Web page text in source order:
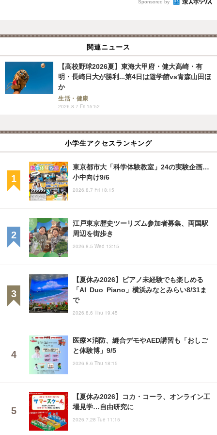
Sponsored by
関連ニュース
【高校野球2026夏】東海大甲府・健大高崎・有
明・長崎日大が勝利...第4日は遊学館vs青森山田ほ
か
生活・健康
2026.8.7 Fri 15:52
小学生アクセスランキング
東京都市大「科学体験教室」24の実験企画…
小中向け9/6
2026.8.7 Fri 18:15
江戸東京歴史ツーリズム参加者募集、両国駅
周辺を街歩き
2026.8.5 Wed 13:15
【夏休み2026】ピアノ未経験でも楽しめる
「AI Duo Piano」横浜みなとみらい8/31ま
で
2026.8.6 Thu 19:45
医療✕消防、縫合デモやAED講習も「おしご
と体験博」9/5
2026.8.6 Thu 18:15
【夏休み2026】コカ・コーラ、オンライン工
場見学…自由研究に
2026.7.28 Tue 11:15